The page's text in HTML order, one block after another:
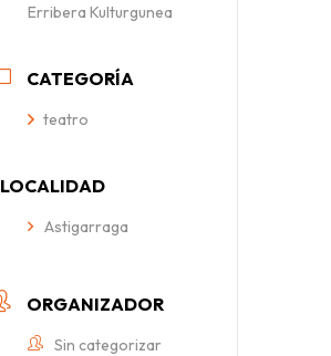
Erribera Kulturgunea
CATEGORÍA
teatro
LOCALIDAD
Astigarraga
ORGANIZADOR
Sin categorizar